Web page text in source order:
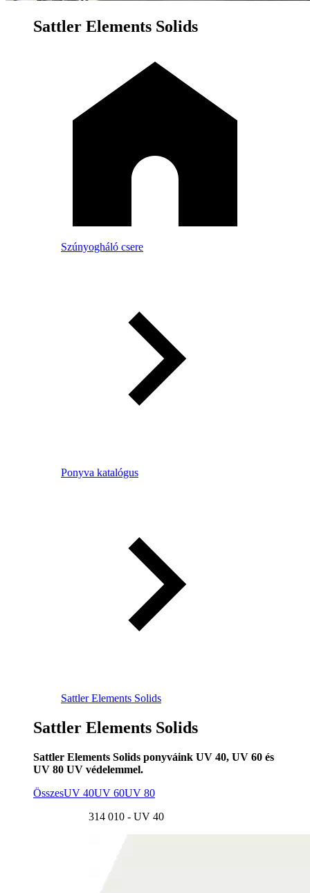
Sattler Elements Solids
Szúnyogháló csere
Ponyva katalógus
Sattler Elements Solids
Sattler Elements Solids
Sattler Elements Solids ponyváink UV 40, UV 60 és
UV 80 UV védelemmel.
ÖsszesUV 40UV 60UV 80
314 010 - UV 40